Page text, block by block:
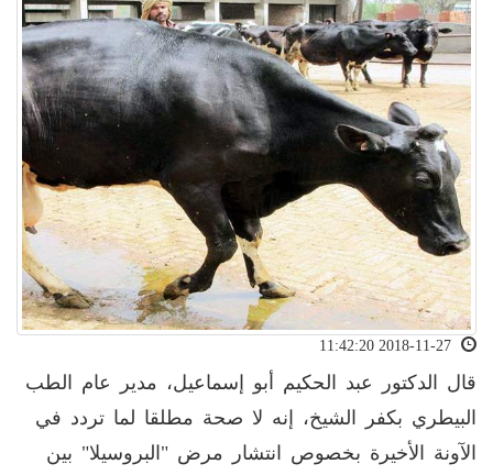
قال الدكتور عبد الحكيم أبو إسماعيل، مدير عام الطب
البيطري بكفر الشيخ، إنه لا صحة مطلقا لما تردد في
الآونة الأخيرة بخصوص انتشار مرض "البروسيلا" بين